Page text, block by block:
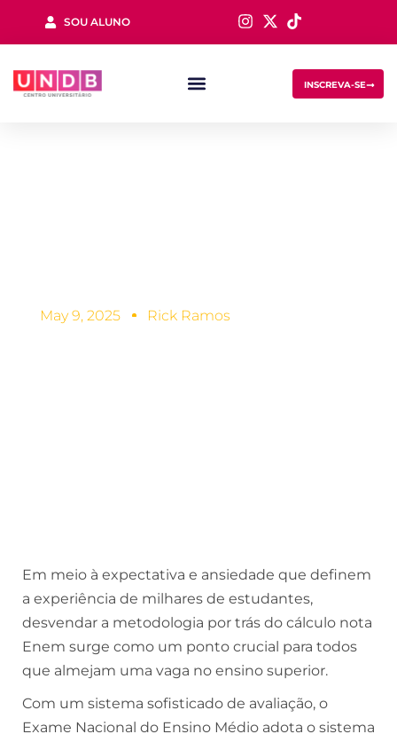
SOU ALUNO
INSCREVA-SE
May 9, 2025 Rick Ramos
Em meio à expectativa e ansiedade que definem
a experiência de milhares de estudantes,
desvendar a metodologia por trás do cálculo nota
Enem surge como um ponto crucial para todos
que almejam uma vaga no ensino superior.
Com um sistema sofisticado de avaliação, o
Exame Nacional do Ensino Médio adota o sistema